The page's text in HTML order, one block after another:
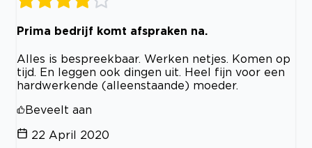
Prima bedrijf komt afspraken na.
Alles is bespreekbaar. Werken netjes. Komen op
tijd. En leggen ook dingen uit. Heel fijn voor een
hardwerkende (alleenstaande) moeder.
Beveelt aan
22 April 2020